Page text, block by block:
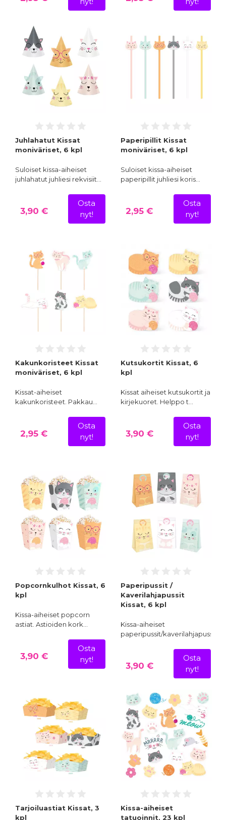
Juhlahatut Kissat
moniväriset, 6 kpl
Suloiset kissa-aiheiset
juhlahatut juhliesi rekvisiit…
3,90 €
Osta
nyt!
Paperipillit Kissat
moniväriset, 6 kpl
Suloiset kissa-aiheiset
paperipillit juhliesi koris…
2,95 €
Osta
nyt!
Kakunkoristeet Kissat
moniväriset, 6 kpl
Kissat-aiheiset
kakunkoristeet. Pakkau…
2,95 €
Osta
nyt!
Kutsukortit Kissat, 6
kpl
Kissat aiheiset kutsukortit ja
kirjekuoret. Helppo t…
3,90 €
Osta
nyt!
Popcornkulhot Kissat, 6
kpl
Kissa-aiheiset popcorn
astiat. Astioiden kork…
3,90 €
Osta
nyt!
Paperipussit /
Kaverilahjapussit
Kissat, 6 kpl
Kissa-aiheiset
paperipussit/kaverilahjapussi…
3,90 €
Osta
nyt!
Tarjoiluastiat Kissat, 3
kpl
Kissa-aiheiset
tatuoinnit, 23 kpl